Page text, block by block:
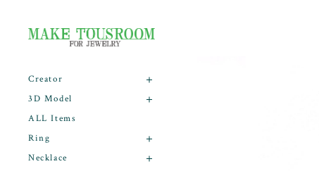
Creator
3D Model
ALL Items
Ring
Necklace